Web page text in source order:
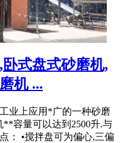
式盘式砂磨机,
机 ...
业上应用*广的一种砂磨
**容量可以达到2500升.与
： •搅拌盘可为偏心,三偏